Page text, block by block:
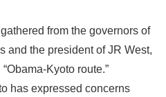
from the governors of
and the president of JR West,
Kyoto route.”
has expressed concerns